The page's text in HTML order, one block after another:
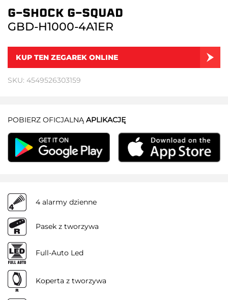
G-SHOCK G-SQUAD
GBD-H1000-4A1ER
KUP TEN ZEGAREK ONLINE
SKU: 4549526303159
POBIERZ OFICJALNĄ APLIKACJĘ
4 alarmy dzienne
Pasek z tworzywa
Full-Auto Led
Koperta z tworzywa